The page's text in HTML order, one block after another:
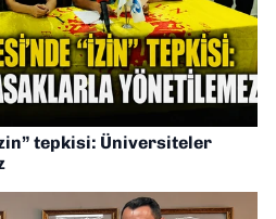
tepkisi: Üniversiteler